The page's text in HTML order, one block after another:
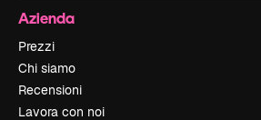
Azienda
Prezzi
Chi siamo
Recensioni
Lavora con noi